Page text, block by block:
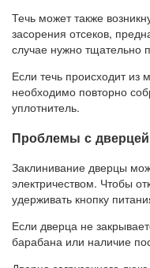
Течь может также
засорения отсеков,
случае нужно тщательно
Если течь происходит из
необходимо повторно
уплотнитель.
Проблемы с дверцей
Заклинивание дверцы
электричеством. Чтобы
удерживать кнопку
Если дверца не
барабана или наличие